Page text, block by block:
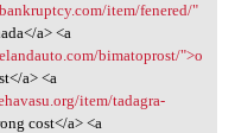
item/fenered/"
a> <a
bimatoprost/">o
a> <a
item/tadagra-
cost</a> <a